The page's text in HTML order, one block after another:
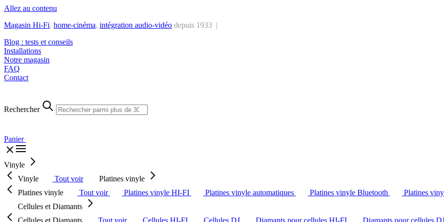
Allez au contenu
Magasin Hi-Fi, home-cinéma, intégration audio-vidéo depuis 1933 |
Blog : tests et conseils
Installations
Notre magasin
FAQ
Contact
Rechercher
Panier
Vinyle
Vinyle
Tout voir
Platines vinyle
Platines vinyle
Tout voir Platines vinyle HI-FI Platines vinyle automatiques Platines vinyle Bluetooth
Platines
Cellules et Diamants
Cellules et Diamants
Tout voir Cellules HI-FI Cellules DJ Diamants pour cellules HI-FI
Diamants pour cellules